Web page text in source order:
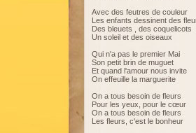
Avec des feutres de couleur
Les enfants dessinent des
Des bleuets , des coquelicots
Un soleil et des oiseaux
Qui n'a pas le premier Mai
Son petit brin de muguet
Et quand l'amour nous invite
On effeuille la marguerite
On a tous besoin de fleurs
Pour les yeux, pour le cœur
On a tous besoin de fleurs
Les fleurs, c'est le bonheur